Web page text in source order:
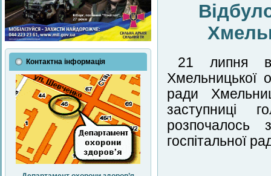
Контактна інформація
21 липня в
Хмельницької
ради
заступниці
розпочалось
госпітальної